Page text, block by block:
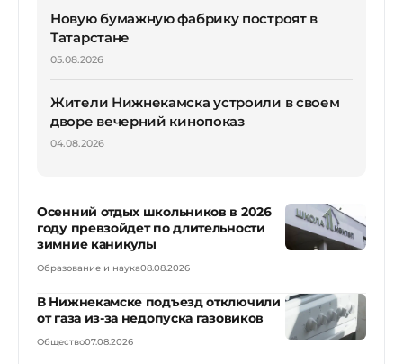
Новую бумажную фабрику построят в
Татарстане
05.08.2026
Жители Нижнекамска устроили в своем
дворе вечерний кинопоказ
04.08.2026
Осенний отдых школьников в 2026
году превзойдет по длительности
зимние каникулы
Образование и наука08.08.2026
В Нижнекамске подъезд отключили
от газа из-за недопуска газовиков
Общество07.08.2026